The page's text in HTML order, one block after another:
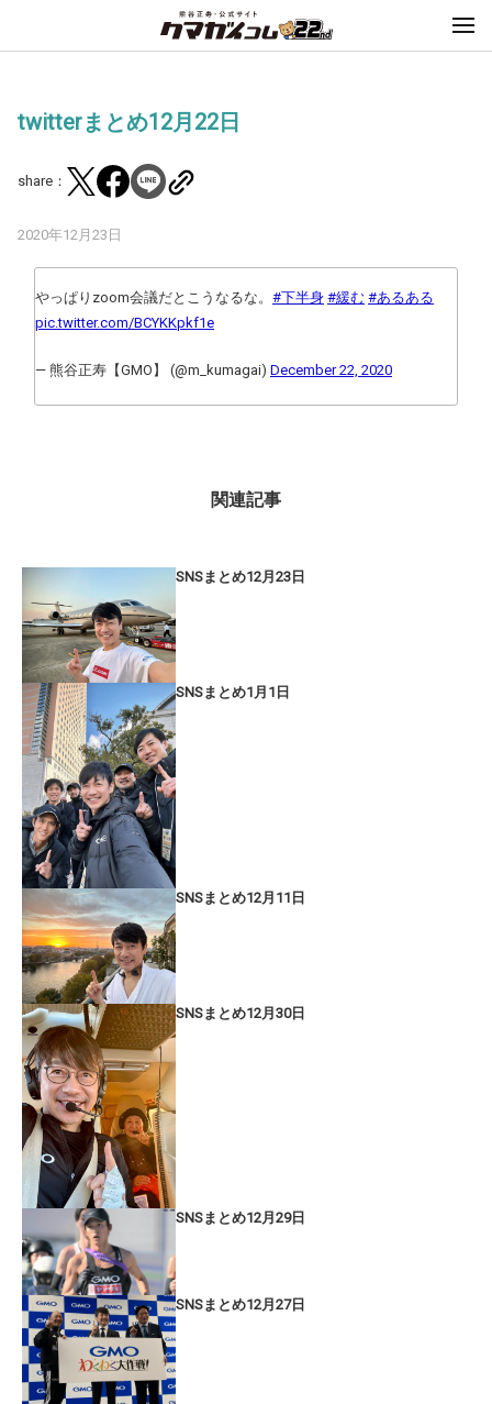
twitterまとめ12月22日
share：
2020年12月23日
やっぱりzoom会議だとこうなるな。 #下半身 #緩む #あるある
pic.twitter.com/BCYKKpkf1e
— 熊谷正寿【GMO】 (@m_kumagai) December 22, 2020
関連記事
SNSまとめ12月23日
SNSまとめ1月1日
SNSまとめ12月11日
SNSまとめ12月30日
SNSまとめ12月29日
SNSまとめ12月27日